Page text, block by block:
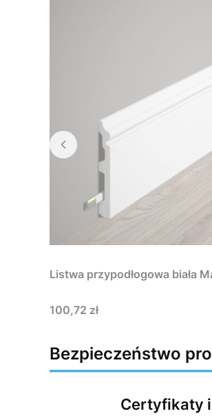
Listwa przypodłogowa biała
Cena
100,72 zł
Bezpieczeństwo
Certyfikaty